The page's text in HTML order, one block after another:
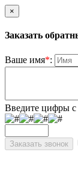
×
Заказать
Ваше имя*:
Введите цифры с